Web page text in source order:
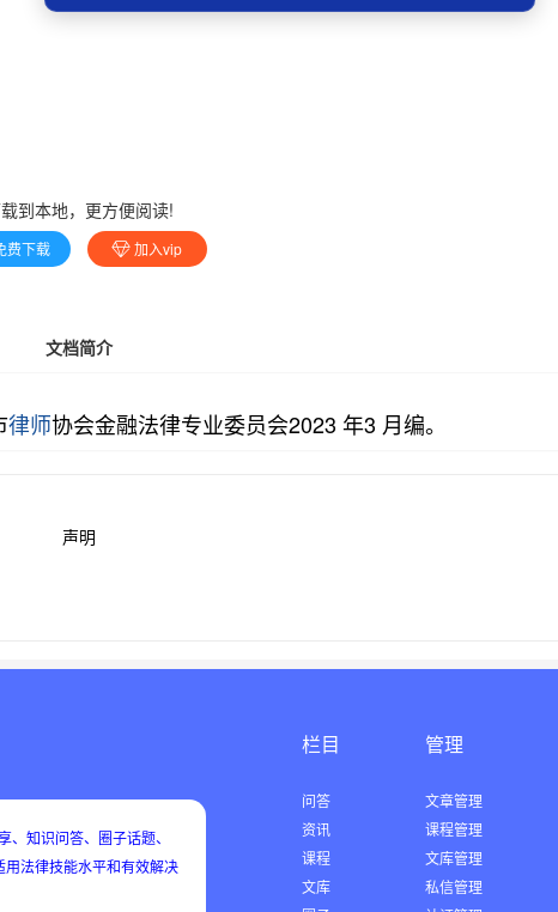
到本地，更方便阅读!
费下载 加入vip
文档简介
律师协会金融法律专业委员会2023 年3 月编。
声明
知识问答、圈子话题、
法律技能水平和有效解决
栏目
问答
资讯
课程
文库
管理
文章管理
课程管理
文库管理
私信管理